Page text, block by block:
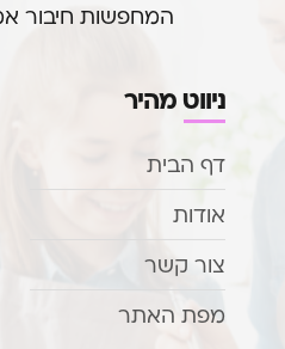
המחפשות חיבור
ניווט מהיר
דף הבית
אודות
צור קשר
מפת האתר